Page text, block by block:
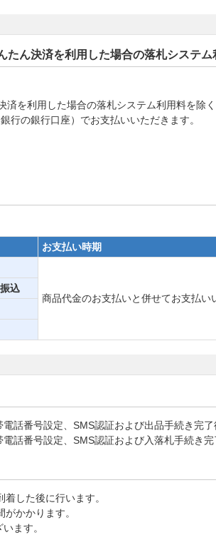
ん決済を利用した場合の落札システム
済を利用した場合の落札システム利用料を除
行の銀行口座）でお支払いいただきます。
お支払い時期
商品代金のお支払いと併せてお支払い
込
話番号設定、SMS認証および出品手続き完了
話番号設定、SMS認証および入落札手続き
した後に行います。
かかります。
ます。